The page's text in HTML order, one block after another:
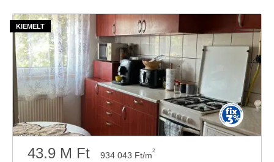
43.9 M Ft 934 043 Ft/m2